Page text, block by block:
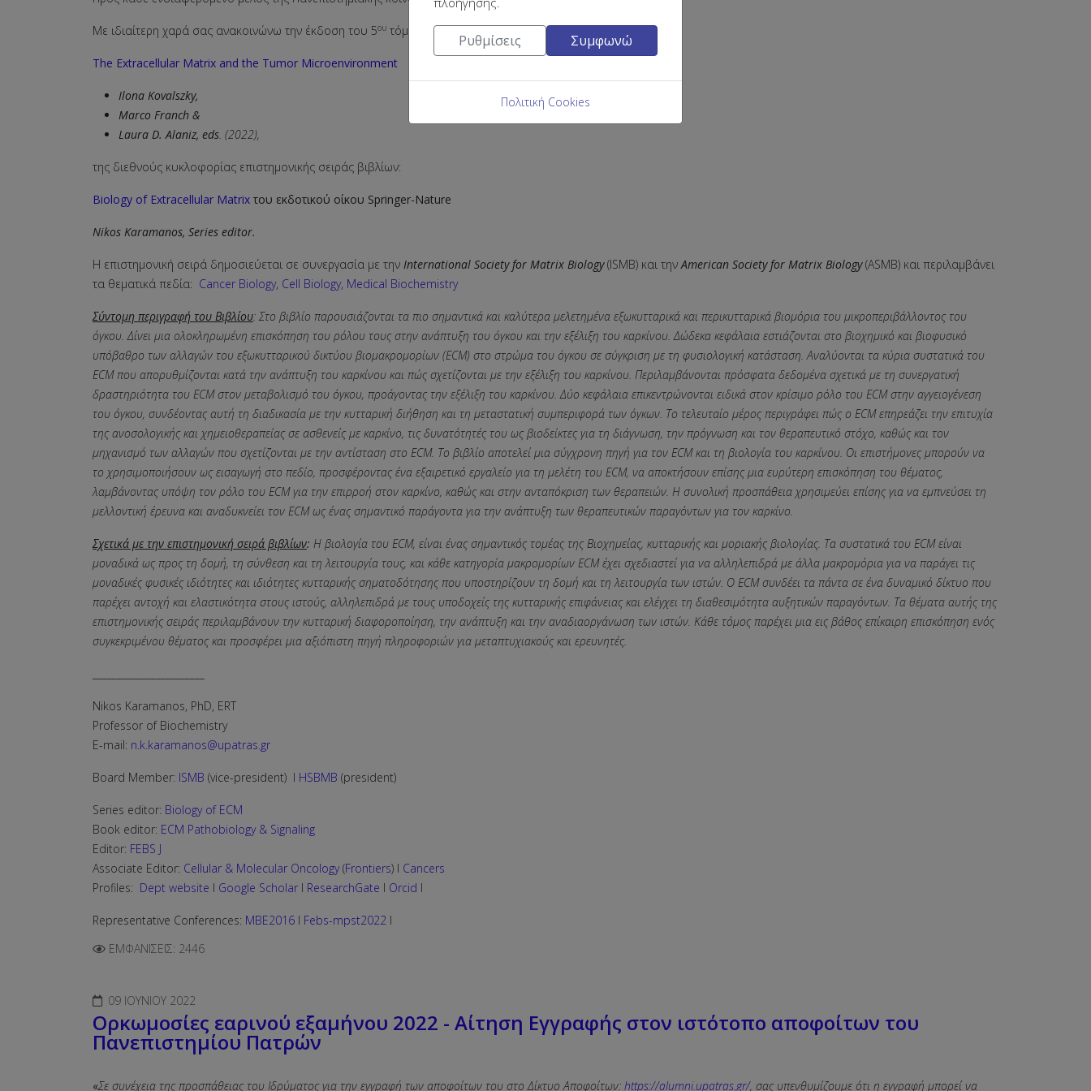
Με ιδιαίτερη χαρά σας ανακοινώνω την έκδοση του 5ου τόμου (περίοδος 2021-2022), 502 σελίδων, με τίτλο:
The Extracellular Matrix and the Tumor Microenvironment
Ilona Kovalszky,
Marco Franch &
Laura D. Alaniz, eds. (2022),
της διεθνούς κυκλοφορίας επιστημονικής σειράς βιβλίων:
Biology of Extracellular Matrix του εκδοτικού οίκου Springer-Nature
Nikos Karamanos, Series editor.
Η επιστημονική σειρά δημοσιεύεται σε συνεργασία με την International Society for Matrix Biology(ISMB) και τηνAmerican Society for Matrix Biology(ASMB) και περιλαμβάνει
τα θεματικά πεδία: Cancer Biology, Cell Biology, Medical Biochemistry
Σύντομη περιγραφή του Βιβλίου: Στο βιβλίο παρουσιάζονται τα πιο σημαντικά και καλύτερα μελετημένα εξωκυτταρικά και περικυτταρικά βιομόρια του μικροπεριβάλλοντος του
όγκου. Δίνει μια ολοκληρωμένη επισκόπηση του ρόλου τους στην ανάπτυξη του όγκου και την εξέλιξη του καρκίνου. Δώδεκα κεφάλαια εστιάζονται στο βιοχημικό και βιοφυσικό
υπόβαθρο των αλλαγών του εξωκυτταρικού δικτύου βιομακρομορίων (ECM) στο στρώμα του όγκου σε σύγκριση με τη φυσιολογική κατάσταση. Αναλύονται τα κύρια συστατικά του
ECM που απορυθμίζονται κατά την ανάπτυξη του καρκίνου και πώς σχετίζονται με την εξέλιξη του καρκίνου. Περιλαμβάνονται πρόσφατα δεδομένα σχετικά με τη συνεργατική
δραστηριότητα του ECM στον μεταβολισμό του όγκου, προάγοντας την εξέλιξη του καρκίνου. Δύο κεφάλαια επικεντρώνονται ειδικά στον κρίσιμο ρόλο του ECM στην αγγειογένεση
του όγκου, συνδέοντας αυτή τη διαδικασία με την κυτταρική διήθηση και τη μεταστατική συμπεριφορά των όγκων. Το τελευταίο μέρος περιγράφει πώς o ECM επηρεάζει την επιτυχία
της ανοσολογικής και χημειοθεραπείας σε ασθενείς με καρκίνο, τις δυνατότητές του ως βιοδείκτες για τη διάγνωση, την πρόγνωση και τον θεραπευτικό στόχο, καθώς και τον
μηχανισμό των αλλαγών που σχετίζονται με την αντίσταση στο ECM. Το βιβλίο αποτελεί μια σύγχρονη πηγή για τον ECM και τη βιολογία του καρκίνου. Οι επιστήμονες μπορούν να
το χρησιμοποιήσουν ως εισαγωγή στο πεδίο, προσφέροντας ένα εξαιρετικό εργαλείο για τη μελέτη του ECM, να αποκτήσουν επίσης μια ευρύτερη επισκόπηση του θέματος,
λαμβάνοντας υπόψη τον ρόλο του ECM για την επιρροή στον καρκίνο, καθώς και στην ανταπόκριση των θεραπειών. Η συνολική προσπάθεια χρησιμεύει επίσης για να εμπνεύσει τη
μελλοντική έρευνα και αναδυκνείει τον ECM ως ένας σημαντικό παράγοντα για την ανάπτυξη των θεραπευτικών παραγόντων για τον καρκίνο.
Σχετικά με την επιστημονική σειρά βιβλίων: Η βιολογία του ECM, είναι ένας σημαντικός τομέας της Βιοχημείας, κυτταρικής και μοριακής βιολογίας. Τα συστατικά του ECM είναι
μοναδικά ως προς τη δομή, τη σύνθεση και τη λειτουργία τους, και κάθε κατηγορία μακρομορίων ECM έχει σχεδιαστεί για να αλληλεπιδρά με άλλα μακρομόρια για να παράγει τις
μοναδικές φυσικές ιδιότητες και ιδιότητες κυτταρικής σηματοδότησης που υποστηρίζουν τη δομή και τη λειτουργία των ιστών. O ECM συνδέει τα πάντα σε ένα δυναμικό δίκτυο που
παρέχει αντοχή και ελαστικότητα στους ιστούς, αλληλεπιδρά με τους υποδοχείς της κυτταρικής επιφάνειας και ελέγχει τη διαθεσιμότητα αυξητικών παραγόντων. Τα θέματα αυτής της
επιστημονικής σειράς περιλαμβάνουν την κυτταρική διαφοροποίηση, την ανάπτυξη και την αναδιαοργάνωση των ιστών. Κάθε τόμος παρέχει μια εις βάθος επίκαιρη επισκόπηση ενός
συγκεκριμένου θέματος και προσφέρει μια αξιόπιστη πηγή πληροφοριών για μεταπτυχιακούς και ερευνητές.
Nikos Karamanos, PhD, ERT
Professor of Biochemistry
E-mail: n.k.karamanos@upatras.gr
Board Member: ISMB (vice-president) I HSBMB (president)
Series editor: Biology of ECM
Book editor: ECM Pathobiology & Signaling
Editor: FEBS J
Associate Editor: Cellular & Molecular Oncology(Frontiers) I Cancers
Profiles: Dept website I Google Scholar I ResearchGate I Orcid I
Representative Conferences: MBE2016 I Febs-mpst2022 I
ΕΜΦΑΝΊΣΕΙΣ: 2446
09 ΙΟΥΝΊΟΥ 2022
Ορκωμοσίες εαρινού εξαμήνου 2022 - Αίτηση Εγγραφής στον ιστότοπο αποφοίτων του
Πανεπιστημίου Πατρών
«Σε συνέχεια της προσπάθειας του Ιδρύματος για την εγγραφή των αποφοίτων του στο Δίκτυο Αποφοίτων: https://alumni.upatras.gr/, σας υπενθυμίζουμε ότι η εγγραφή μπορεί να
Ρυθμίσεις Συμφωνώ
Πολιτική Cookies